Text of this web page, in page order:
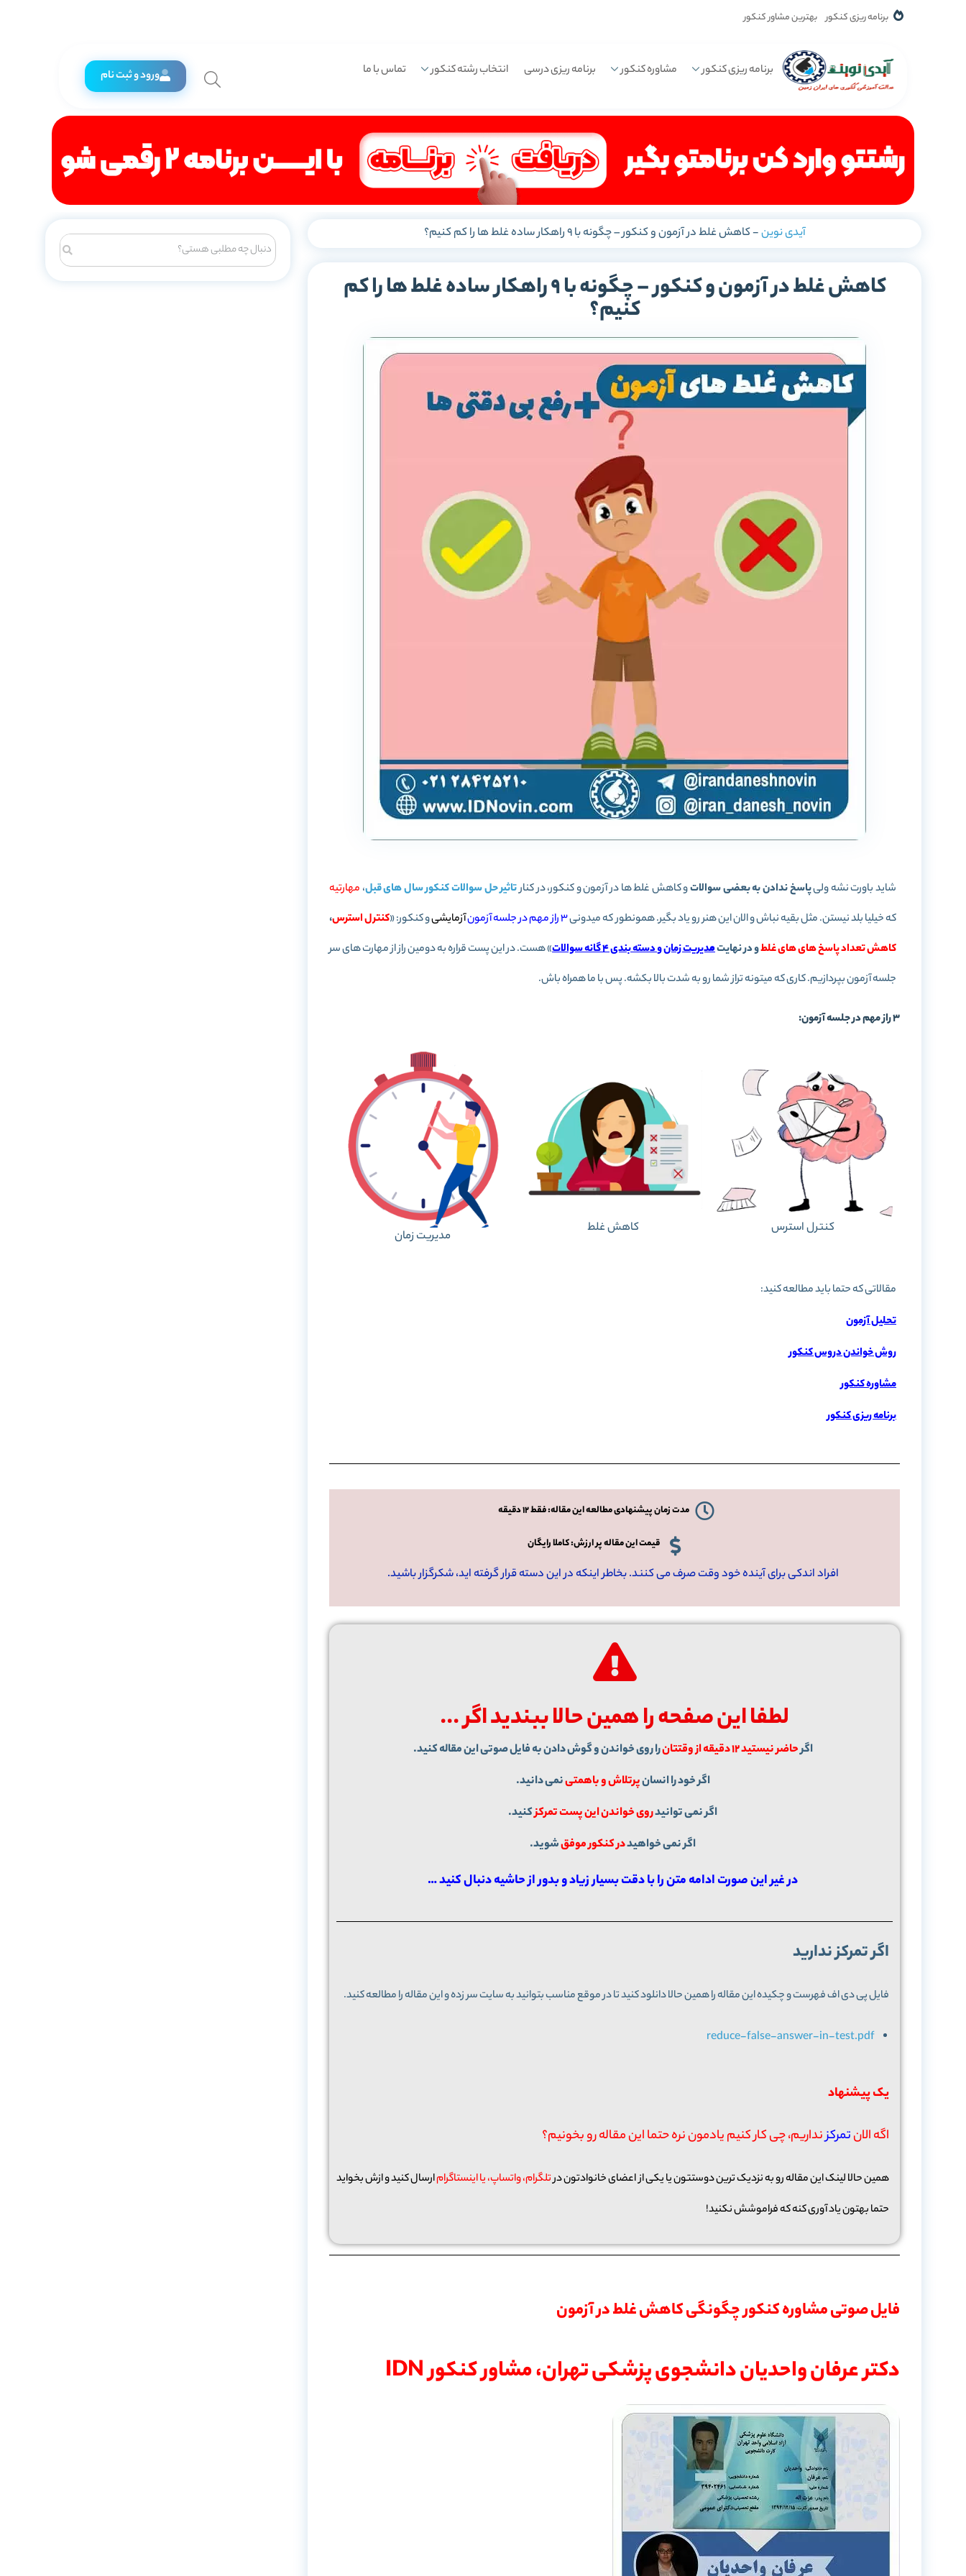
برنامه ریزی کنکور بهترین مشاور کنکور
برنامه ریزی کنکور مشاوره کنکور برنامه ریزی درسی انتخاب رشته کنکور تماس با ما ورود و ثبت نام
آیدی نوین-کاهش غلط در آزمون و کنکور – چگونه با 9 راهکار ساده غلط ها را کم کنیم؟
کاهش غلط در آزمون و کنکور – چگونه با 9 راهکار ساده غلط ها را کم
کنیم؟
شاید باورت نشه ولیپاسخ ندادن به بعضی سوالاتو کاهش غلط ها در آزمون و کنکور، در کنارتاثیر حل سوالات کنکور سال های قبل، مهارتیه
که خیلیا بلد نیستن. مثل بقیه نباش و الان این هنر رو یاد بگیر. همونطور که میدونی3 راز مهم در جلسه آزمون آزمایشیو کنکور: «کنترل استرس،
کاهش تعداد پاسخ های های غلطو در نهایتمدیریت زمان ودسته بندی 4 گانه سوالات
» هست. در این پست قراره به دومین راز از مهارت های سر
جلسه آزمون بپردازیم. کاری که میتونه تراز شما رو به شدت بالا بکشه. پس با ما همراه باش.
3 راز مهم در جلسه آزمون:
کنترل استرس کاهش غلط مدیریت زمان
مقالاتی که حتما باید مطالعه کنید:
تحلیل آزمون
روش خواندن دروس کنکور
مشاوره کنکور
برنامه ریزی کنکور
مدت زمان پیشنهادی مطالعه این مقاله: فقط 12 دقیقه
قیمت این مقاله پر ارزش: کاملا رایگان
افراد اندکی برای آینده خود وقت صرف می کنند. بخاطر اینکه در این دسته قرار گرفته اید، شکرگزار باشید.
لطفا این صفحه را همین حالا ببندید اگر ...​
اگرحاضر نیستید 12 دقیقه از وقتتان
را روی خواندن و گوش دادن به فایل صوتی این مقاله کنید.
اگر خود را انسانپرتلاش و باهمتینمی دانید.
اگر نمی توانیدروی خواندن این پست تمرکزکنید.
اگر نمی خواهیددر کنکور موفقشوید.
در غیر این صورت ادامه متن را با دقت بسیار زیاد و بدور از حاشیه دنبال کنید …
اگر تمرکز ندارید
فایل پی دی اف فهرست و چکیده این مقاله را همین حالا دانلود کنید تا در موقع مناسب بتوانید به سایت سر زده و این مقاله را مطالعه کنید.
reduce-false-answer-in-test.pdf
یک پیشنهاد
اگه الانتمرکزنداریم، چی کار کنیم یادمون نره حتما این مقاله رو بخونیم؟
همین حالا لینک این مقاله رو به نزدیک ترین دوستتون یا یکی از اعضای خانوادتون درتلگرام، واتساپ، یا اینستاگرامارسال کنید و ازش بخواید
حتما بهتون یاد آوری کنه که فراموشش نکنید!
فایل صوتی مشاوره کنکور چگونگی کاهش غلط در آزمون
دکتر عرفان واحدیان دانشجوی پزشکی تهران، مشاور کنکور IDN